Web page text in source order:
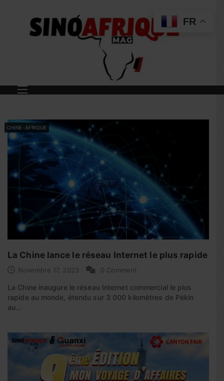
CHINE-AFRIQUE
La Chine lance le réseau Internet le plus rapide
Novembre 17, 2023 0 Comment
La Chine inaugure le réseau Internet commercial le plus
rapide au monde, étendu sur 3 000 kilomètres de Pékin
au…
FR